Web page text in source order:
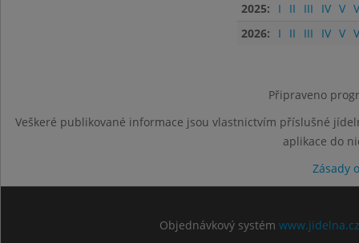
2025:
I II III IV V
2026:
I II III IV V
Připraveno
Veškeré publikované informace jsou vlastnictvím příslušné
aplikace do
Zásady
Objednávkový systém www.jidelna.cz